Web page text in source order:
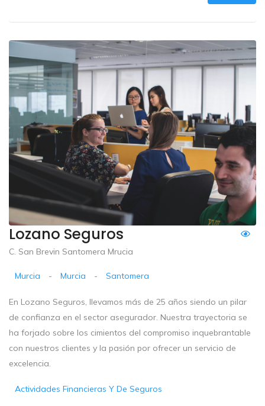
Lozano Seguros
C. San Brevin Santomera Mrucia
Murcia - Murcia - Santomera
En Lozano Seguros, llevamos más de 25 años siendo un pilar
de confianza en el sector asegurador. Nuestra trayectoria se
ha forjado sobre los cimientos del compromiso inquebrantable
con nuestros clientes y la pasión por ofrecer un servicio de
excelencia.
Actividades Financieras Y De Seguros